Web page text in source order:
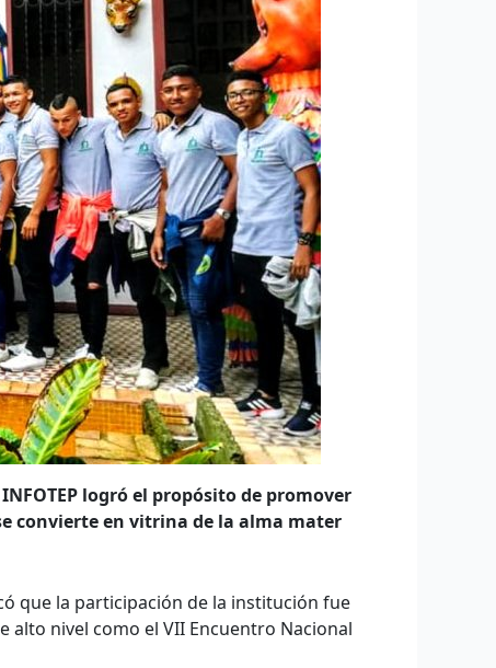
logró el propósito de promover
convierte en vitrina de la alma mater
que la participación de la institución fue
alto nivel como el VII Encuentro Nacional